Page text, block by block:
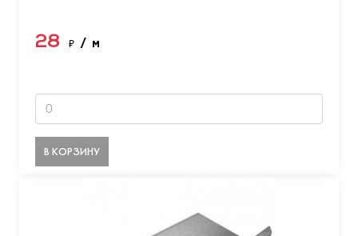
28 ₽ / м
В КОРЗИНУ